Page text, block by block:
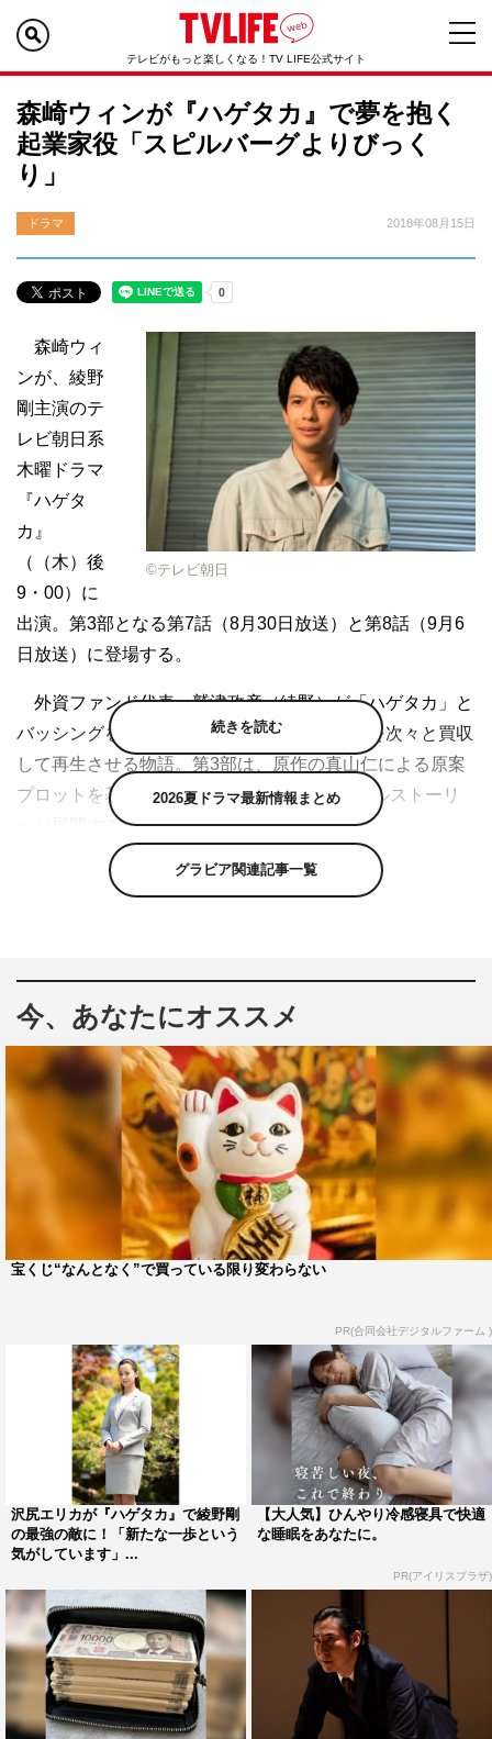
テレビがもっと楽しくなる！TV LIFE公式サイト
森崎ウィンが『ハゲタカ』で夢を抱く
起業家役「スピルバーグよりびっく
り」
ドラマ 2018年08月15日
©テレビ朝日
森崎ウィ
ンが、綾野
剛主演のテ
レビ朝日系
木曜ドラマ
『ハゲタ
カ』
（（木）後
9・00）に
出演。第3部となる第7話（8月30日放送）と第8話（9月6
日放送）に登場する。
外資ファンド代表・鷲津政彦（綾野）が「ハゲタカ」と
バッシングを受けながらも、日本の名門企業を次々と買収
して再生させる物語。第3部は、原作の真山仁による原案
プロットを基に2018年を舞台にしたオリジナルストーリ
ーが展開する。
森崎が演じるのは、ベンチャー企業「スペース・フロン
いう鷲津の言葉に、天宮は初めは反発を覚えるも、次第に
その意味を受け止めていく。
今年4月公開の米映画「レディ・プレイヤー1」で巨匠ス
ティーブン・スピルバーグ監督に抜擢されて注目を集めた
森崎。日本の地上波ドラマへの出演は約4年ぶりで、物語
終盤となる第3部での登場に「正直、スティーブン・スピ
ルバーグよりびっくりしました…（笑）」と緊張感を明か
しつつも、「綾野さんのおかげでもっともっとお芝居が好
ういうことなんだ』ということを肌で感じられた気がしま
す」とコメントしている。
＜森崎ウィン コメント＞
綾野剛さんは、ずっと作品なども拝見していた役者さん
だったので、お会いできることがうれしかったのと同時
に、少し怖さも感じていました。『ハゲタカ』全8話の中
の第7話と8話に出てくるキャラクターをやらせていただく
という責任に、正直、スティーヴン・スピルバーグよりび
っくりしました…（笑）。ですので、楽しみだな、ありが
たいなという思いの反面、大丈夫かなという気持ちも強く
て…。綾野さんが作ってきた『ハゲタカ』という作品に途
中から入ることにとてもドキドキしていました！
僕が演じた天宮光一という人物は、すごく真っすぐな男
続きを読む
2026夏ドラマ最新情報まとめ
グラビア関連記事一覧
今、あなたにオススメ
宝くじ“なんとなく”で買っている限り変わらない
PR(合同会社デジタルファーム )
沢尻エリカが『ハゲタカ』で綾野剛
の最強の敵に！「新たな一歩という
気がしています」...
【大人気】ひんやり冷感寝具で快適
な睡眠をあなたに。
PR(アイリスプラザ)